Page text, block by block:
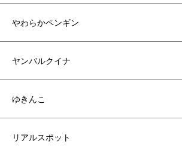
やわらかペンギン
ヤンバルクイナ
ゆきんこ
リアルスポット